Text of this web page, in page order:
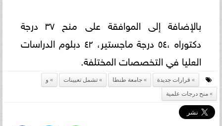
بالإضافة إلى الموافقة على منح ٣٧ درجة
دكتوراه ،٥٤ درجة ماجستير، ٤٢ دبلوم الدراسات
العليا في التخصصات المختلفة.
قرارات جديدة جامعة طنطا تشمل تعيينات
و
منح درجات علمية